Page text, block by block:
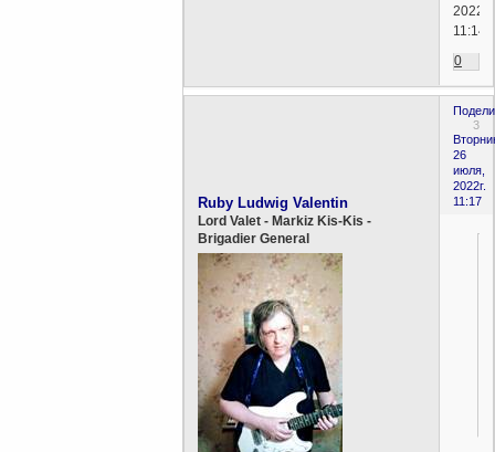
2022г.
11:14)
0
3
26
июля,
2022г.
11:17
Ruby Ludwig Valentin
Lord Valet - Markiz Kis-Kis -
Brigadier General